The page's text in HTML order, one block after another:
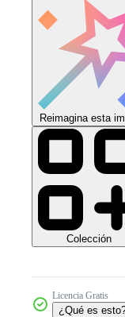
Reimagina esta
Colección
Licencia Gratis
¿Qué es